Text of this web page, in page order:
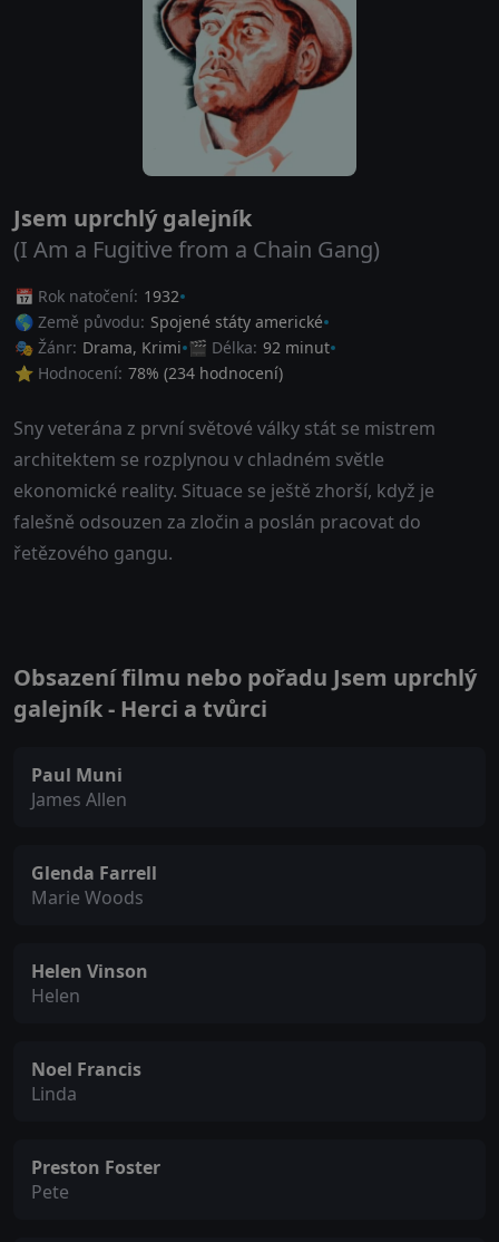
Jsem uprchlý galejník
(I Am a Fugitive from a Chain Gang)
📅 Rok natočení: 1932
🌎 Země původu: Spojené státy americké
🎭 Žánr: Drama, Krimi 🎬 Délka: 92 minut
⭐ Hodnocení: 78% (234 hodnocení)
Sny veterána z první světové války stát se mistrem
architektem se rozplynou v chladném světle
ekonomické reality. Situace se ještě zhorší, když je
falešně odsouzen za zločin a poslán pracovat do
řetězového gangu.
Obsazení filmu nebo pořadu Jsem uprchlý
galejník - Herci a tvůrci
Paul Muni
James Allen
Glenda Farrell
Marie Woods
Helen Vinson
Helen
Noel Francis
Linda
Preston Foster
Pete